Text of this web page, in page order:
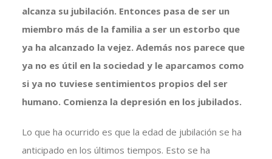
alcanza su jubilación. Entonces pasa de ser un
miembro más de la familia a ser un estorbo que
ya ha alcanzado la vejez. Además nos parece que
ya no es útil en la sociedad y le aparcamos como
si ya no tuviese sentimientos propios del ser
humano. Comienza la depresión en los jubilados.
Lo que ha ocurrido es que la edad de jubilación se ha
anticipado en los últimos tiempos. Esto se ha